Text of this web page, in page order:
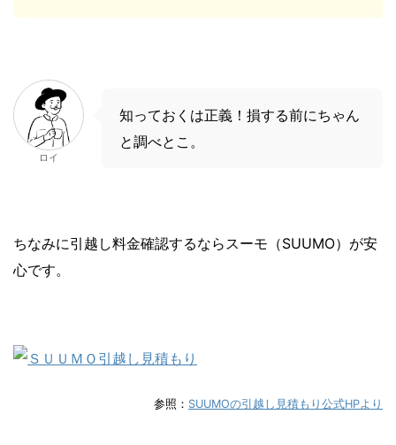
ロイ
知っておくは正義！損する前にちゃん
と調べとこ。
ちなみに引越し料金確認するならスーモ（SUUMO）が安
心です。
参照： SUUMOの引越し見積もり公式HPより